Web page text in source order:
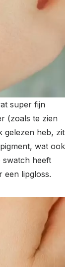
super fijn
(zoals te zien
gelezen heb, zit
wat ook
swatch heeft
een lipgloss.